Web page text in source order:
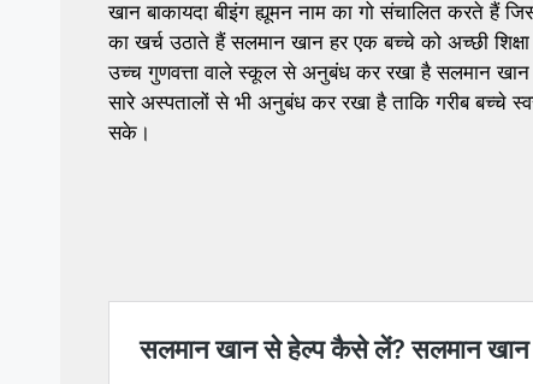
खान बाकायदा बीइंग ह्यूमन नाम का गो संचालित करते हैं
का खर्च उठाते हैं सलमान खान हर एक बच्चे को अच्छी
उच्च गुणवत्ता वाले स्कूल से अनुबंध कर रखा है सलमान खान
सारे अस्पतालों से भी अनुबंध कर रखा है ताकि गरीब
सके।